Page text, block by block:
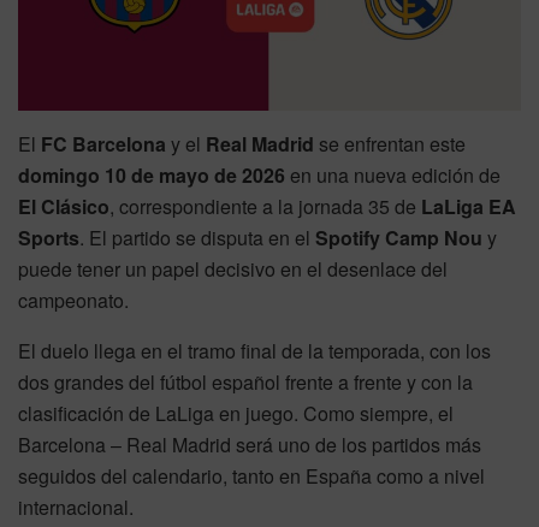
El FC Barcelona y el Real Madrid se enfrentan este
domingo 10 de mayo de 2026 en una nueva edición de
El Clásico, correspondiente a la jornada 35 de LaLiga EA
Sports. El partido se disputa en el Spotify Camp Nou y
puede tener un papel decisivo en el desenlace del
campeonato.
El duelo llega en el tramo final de la temporada, con los
dos grandes del fútbol español frente a frente y con la
clasificación de LaLiga en juego. Como siempre, el
Barcelona – Real Madrid será uno de los partidos más
seguidos del calendario, tanto en España como a nivel
internacional.